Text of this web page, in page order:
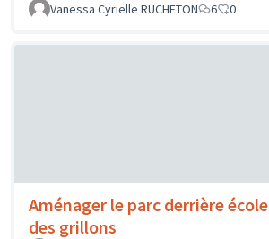
Vanessa Cyrielle RUCHETON
6 0
Aménager le parc derrière école
des grillons